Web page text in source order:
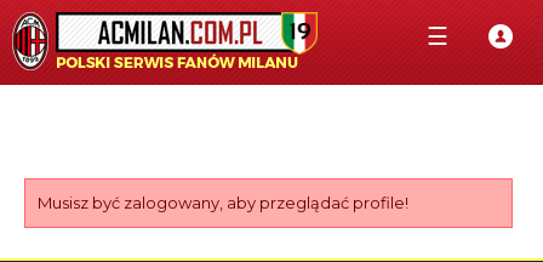
☰
Musisz być zalogowany, aby przeglądać profile!